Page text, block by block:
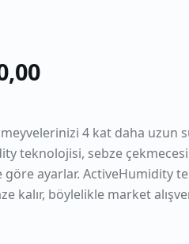
4 kat daha uzun
teknolojisi, sebze
göre ayarlar. ActiveHumidity
kalır, böylelikle market